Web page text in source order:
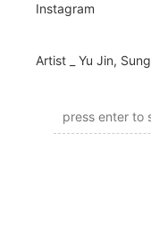
Instagram
Artist _ Yu Jin, Sung